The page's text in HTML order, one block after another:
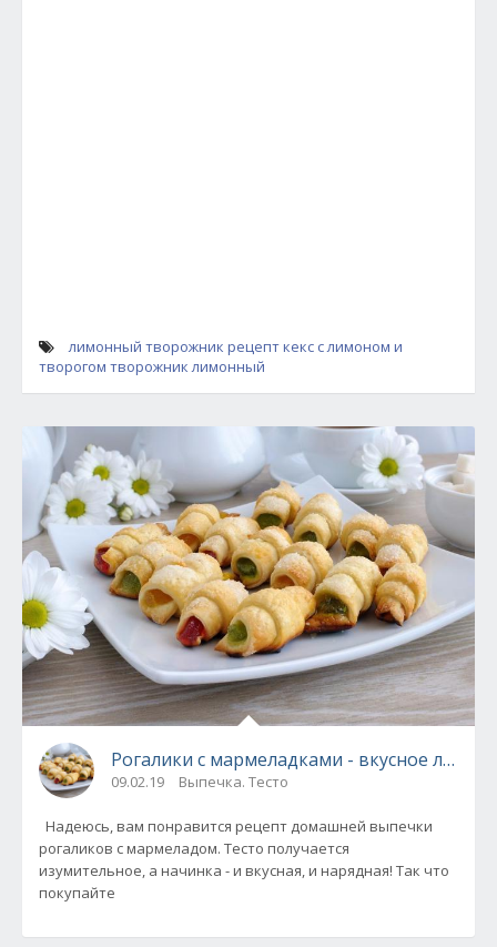
лимонный творожник рецепткекс с лимоном и
творогом творожник лимонный
Рогалики с мармеладками - вкусное
09.02.19 Выпечка. Тесто
Надеюсь, вам понравится рецепт домашней выпечки
рогаликов с мармеладом. Тесто получается
изумительное, а начинка - и вкусная, и нарядная! Так что
покупайте